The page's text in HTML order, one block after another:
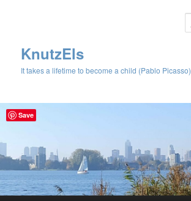
KnutzEls
It takes a lifetime to become a child (Pablo Picasso)
Save